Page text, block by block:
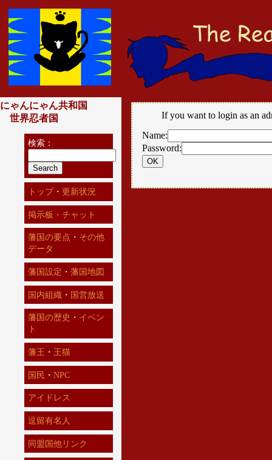
If you want to login as an
Name:
Password:
にゃんにゃん共和国
世界忍者国
検索：
トップ・ 更新状況
掲示板・チャット
藩国の要点 ・ その他
データ
藩国設定 ・ 藩国地図
国内組織 ・ 国営放送
藩国の歴史 ・ イベン
ト
藩王 ・ 王猫
国民 ・ NPC
アイドレス
逗留有名人
同盟国他リンク